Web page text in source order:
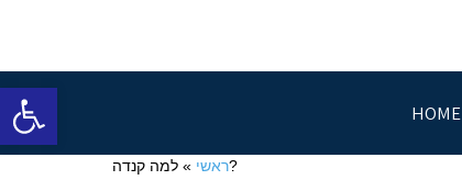
HOME
ראשי » למה קנדה?
Open toolbar